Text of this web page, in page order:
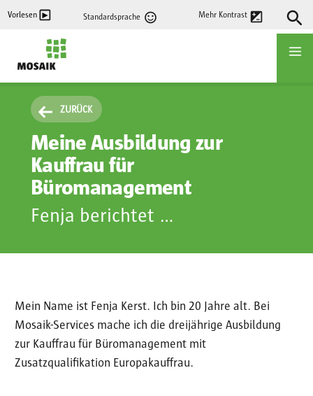
Vorlesen Standardsprache Mehr Kontrast
ZURÜCK
Meine Ausbildung zur
Kauffrau für
Büromanagement
Fenja berichtet ...
Mein Name ist Fenja Kerst. Ich bin 20 Jahre alt. Bei
Mosaik-Services mache ich die dreijährige Ausbildung
zur Kauffrau für Büromanagement mit
Zusatzqualifikation Europakauffrau.